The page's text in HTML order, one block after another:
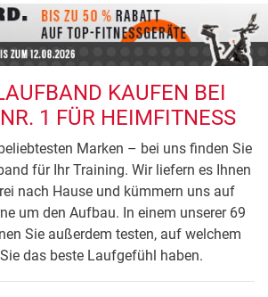
KAUFEN BEI
1 FÜR HEIMFITNESS
Marken – bei uns finden Sie
für Ihr Training. Wir liefern es Ihnen
nach Hause und kümmern uns auf
um den Aufbau. In einem unserer 69
Sie außerdem testen, auf welchem
das beste Laufgefühl haben.